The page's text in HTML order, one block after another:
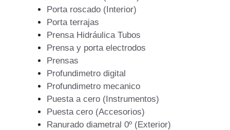
Porta roscado (Interior)
Porta terrajas
Prensa Hidráulica Tubos
Prensa y porta electrodos
Prensas
Profundimetro digital
Profundimetro mecanico
Puesta a cero (Instrumentos)
Puesta cero (Accesorios)
Ranurado diametral 0º (Exterior)